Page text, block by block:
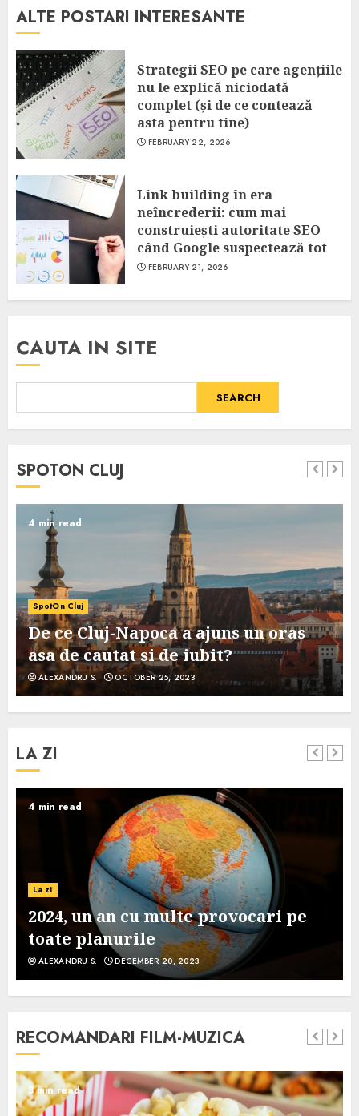
ALTE POSTARI INTERESANTE
Strategii SEO pe care agențiile
nu le explică niciodată
complet (și de ce contează
asta pentru tine)
FEBRUARY 22, 2026
Link building în era
neîncrederii: cum mai
construiești autoritate SEO
când Google suspectează tot
FEBRUARY 21, 2026
CAUTA IN SITE
SEARCH
SPOTON CLUJ
4 min read
SpotOn Cluj
De ce Cluj-Napoca a ajuns un oras
asa de cautat si de iubit?
ALEXANDRU S. OCTOBER 25, 2023
LA ZI
4 min read
La zi
2024, un an cu multe provocari pe
toate planurile
ALEXANDRU S. DECEMBER 20, 2023
RECOMANDARI FILM-MUZICA
3 min read